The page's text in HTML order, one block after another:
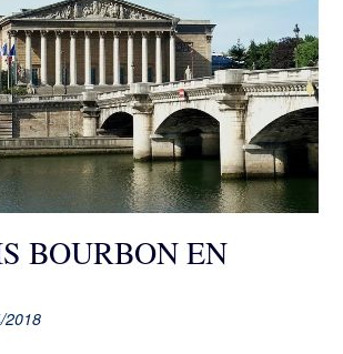
BOURBON EN
2018